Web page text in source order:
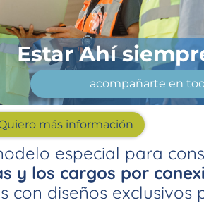
Estar Ahí
acompañarte en
más información
especial para
y los cargos por
con diseños exclusivos